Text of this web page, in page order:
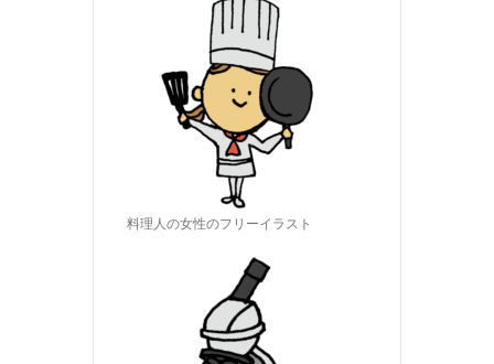
料理人の女性のフリーイラスト